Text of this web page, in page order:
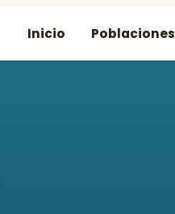
Inicio Poblaciones